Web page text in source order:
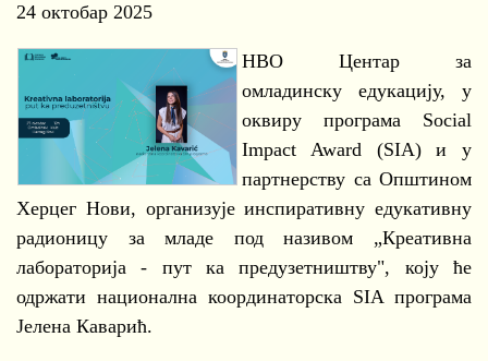
24 октобар 2025
НВО Центар за
омладинску едукацију, у
оквиру програма Social
Impact Award (SIA) и у
партнерству са Општином
Херцег Нови, организује инспиративну едукативну
радионицу за младе под називом „Креативна
лабораторија - пут ка предузетништву", коју ће
одржати национална координаторска SIA програма
Јелена Каварић.